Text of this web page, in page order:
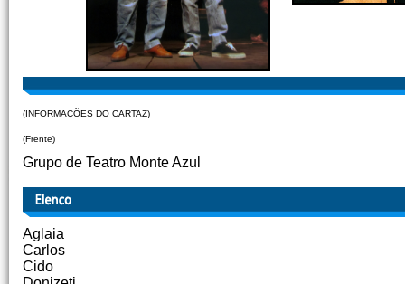
(INFORMAÇÕES DO CARTAZ)
(Frente)
Grupo de Teatro Monte Azul
Aglaia
Carlos
Cido